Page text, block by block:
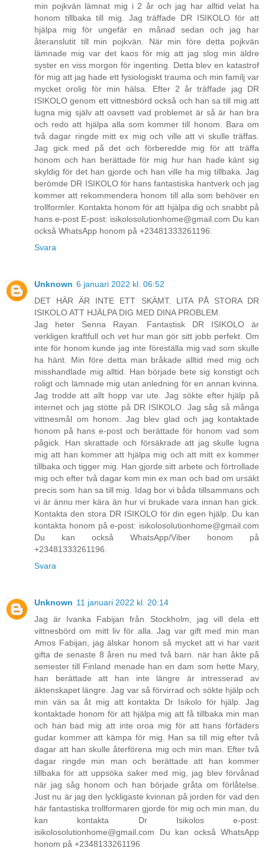
min pojkvän lämnat mig i 2 år och jag har alltid velat ha
honom tillbaka till mig. Jag träffade DR ISIKOLO för att
hjälpa mig för ungefär en månad sedan och jag har
återanslutit till min pojkvän. När min före detta pojkvän
lämnade mig var det kaos för mig att jag slog min äldre
syster en viss morgon för ingenting. Detta blev en katastrof
för mig att jag hade ett fysiologiskt trauma och min familj var
mycket orolig för min hälsa. Efter 2 år träffade jag DR
ISIKOLO genom ett vittnesbörd också och han sa till mig att
lugna mig själv att oavsett vad problemet är så är han bra
och redo att hjälpa alla som kommer till honom. Bara om
två dagar ringde mitt ex mig och ville att vi skulle träffas.
Jag gick med på det och förberedde mig för att träffa
honom och han berättade för mig hur han hade känt sig
skyldig för det han gjorde och han ville ha mig tillbaka. Jag
berömde DR ISIKOLO för hans fantastiska hantverk och jag
kommer att rekommendera honom till alla som behöver en
trollformler. Kontakta honom för att hjälpa dig och snabbt på
hans e-post E-post: isikolosolutionhome@gmail.com Du kan
också WhatsApp honom på +23481333261196.
Svara
Unknown 6 januari 2022 kl. 06:52
DET HÄR ÄR INTE ETT SKÄMT. LITA PÅ STORA DR
ISIKOLO ATT HJÄLPA DIG MED DINA PROBLEM.
Jag heter Senna Rayan. Fantastisk DR ISIKOLO är
verkligen kraftfull och vet hur man gör sitt jobb perfekt. Om
inte för honom kunde jag inte föreställa mig vad som skulle
ha hänt. Min före detta man bråkade alltid med mig och
misshandlade mig alltid. Han började bete sig konstigt och
roligt och lämnade mig utan anledning för en annan kvinna.
Jag trodde att allt hopp var ute. Jag sökte efter hjälp på
internet och jag stötte på DR ISIKOLO. Jag såg så många
vittnesmål om honom. Jag blev glad och jag kontaktade
honom på hans e-post och berättade för honom vad som
pågick. Han skrattade och försäkrade att jag skulle lugna
mig att han kommer att hjälpa mig och att mitt ex kommer
tillbaka och tigger mig. Han gjorde sitt arbete och förtrollade
mig och efter två dagar kom min ex man och bad om ursäkt
precis som han sa till mig. Idag bor vi båda tillsammans och
vi är ännu mer kära än hur vi brukade vara innan han gick.
Kontakta den stora DR ISIKOLO för din egen hjälp. Du kan
kontakta honom på e-post: isikolosolutionhome@gmail.com
Du kan också WhatsApp/Viber honom på
+23481333261196.
Svara
Unknown 11 januari 2022 kl. 20:14
Jag är Ivanka Fabijan från Stockholm, jag vill dela ett
vittnesbörd om mitt liv för alla. Jag var gift med min man
Amos Fabijan, jag älskar honom så mycket att vi har varit
gifta de senaste 8 åren nu med två barn. när han åkte på
semester till Finland menade han en dam som hette Mary,
han berättade att han inte längre är intresserad av
äktenskapet längre. Jag var så förvirrad och sökte hjälp och
min vän sa åt mig att kontakta Dr Isikolo för hjälp. Jag
kontaktade honom för att hjälpa mig att få tillbaka min man
och han bad mig att inte oroa mig för att hans förfäders
gudar kommer att kämpa för mig. Han sa till mig efter två
dagar att han skulle återförena mig och min man. Efter två
dagar ringde min man och berättade att han kommer
tillbaka för att uppsöka saker med mig, jag blev förvånad
när jag såg honom och han började gråta om förlåtelse.
Just nu är jag den lyckligaste kvinnan på jorden för vad den
här fantastiska trollformaren gjorde för mig och min man, du
kan kontakta Dr Isikolos e-post:
isikolosolutionhome@gmail.com Du kan också WhatsApp
honom på +2348133261196